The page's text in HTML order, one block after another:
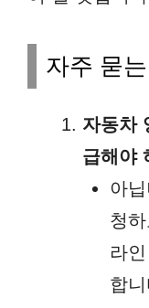
자주 묻
자동차
급해야
아
청
라
합